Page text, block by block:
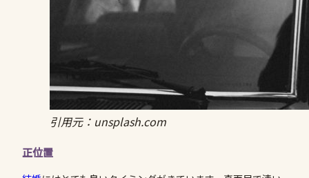
引用元：unsplash.com
正位置